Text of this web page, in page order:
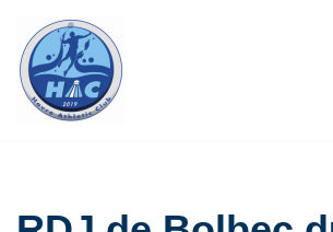
Aller
au
contenu